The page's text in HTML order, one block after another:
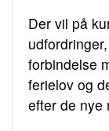
Der vil på
forbindelse
ferielov og
efter de nye